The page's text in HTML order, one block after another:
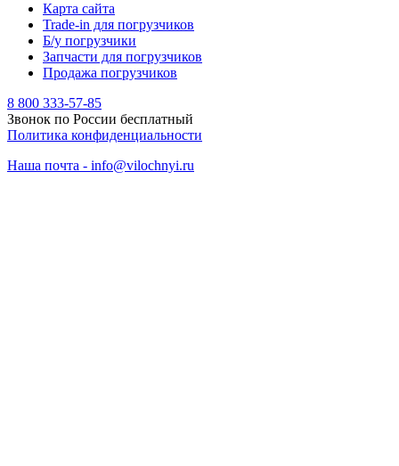
Карта сайта
Trade-in для погрузчиков
Б/у погрузчики
Запчасти для погрузчиков
Продажа погрузчиков
8 800 333-57-85
Звонок по России бесплатный
Политика конфиденциальности
Наша почта - info@vilochnyi.ru